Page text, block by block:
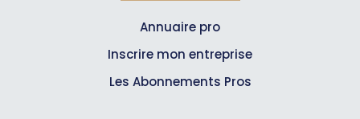
Annuaire pro
Inscrire mon entreprise
Les Abonnements Pros